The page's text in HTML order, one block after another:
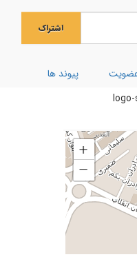
اشتراک
پیوند ها